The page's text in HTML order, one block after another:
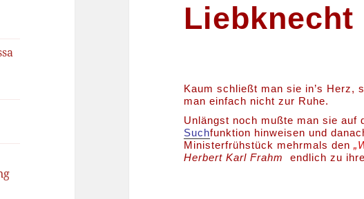
Liebknecht
Kaum schließt man sie in’s Herz,
man einfach nicht zur Ruhe.
Unlängst noch mußte man sie auf
Suchfunktion hinweisen und
Ministerfrühstück mehrmals den
Herbert Karl Frahm
endlich zu